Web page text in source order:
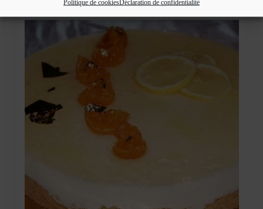
Politique de cookiesDéclaration de confidentialité